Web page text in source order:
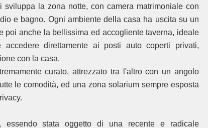
la zona notte, con camera matrimoniale con
e bagno. Ogni ambiente della casa ha uscita su un
poi anche la bellissima ed accogliente taverna, ideale
direttamente ai posti auto coperti privati,
con la casa.
curato, attrezzato tra l'altro con un angolo
le comodità, ed una zona solarium sempre esposta
stata oggetto di una recente e radicale